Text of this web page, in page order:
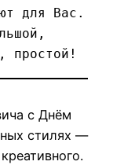
для Вас.
с Днём
стилях —